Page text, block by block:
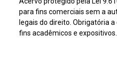
para fins comerciais sem a
legais do direito. Obrigatória
fins acadêmicos e expositivos.